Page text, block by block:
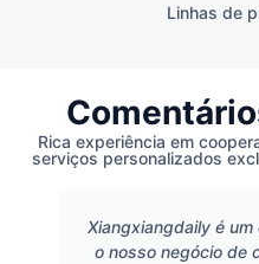
Linhas de
Rica experiência em
serviços personalizados
Xiangxiangdaily é
o nosso negócio de